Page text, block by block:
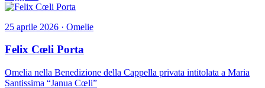
25 aprile 2026 · Omelie
Felix Cœli Porta
Omelia nella Benedizione della Cappella privata intitolata a Maria
Santissima “Janua Cœli”